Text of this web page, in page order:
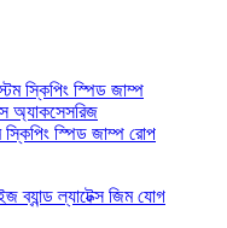
স্কিপিং স্পিড জাম্প রোপ